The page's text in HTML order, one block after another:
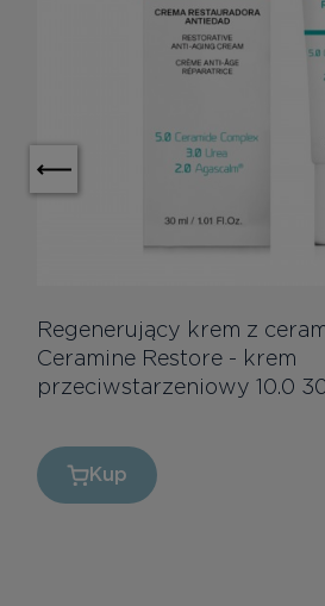
Regenerujący krem z
Ceramine Restore - krem
przeciwstarzeniowy 10.0
Kup